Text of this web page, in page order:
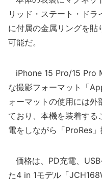
リッド・ステート・ド
に付属の金属リングを貼
可能だ。
iPhone 15 Pro/15 Pro
な撮影フォーマット「
ォーマットの使用には外
ており、本機を装着す
電をしながら「ProRes」
価格は、PD充電、
た4 in 1モデル「